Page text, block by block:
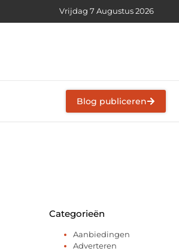
Vrijdag 7 Augustus 2026
Blog publiceren
Categorieën
Aanbiedingen
Adverteren